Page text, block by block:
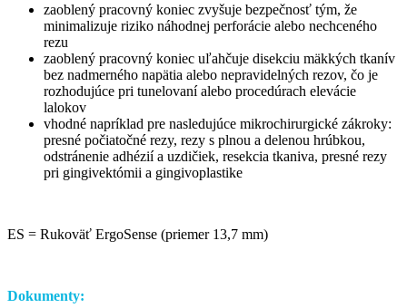
zaoblený pracovný koniec zvyšuje bezpečnosť tým, že
minimalizuje riziko náhodnej perforácie alebo nechceného
rezu
zaoblený pracovný koniec uľahčuje disekciu mäkkých tkanív
bez nadmerného napätia alebo nepravidelných rezov, čo je
rozhodujúce pri tunelovaní alebo procedúrach elevácie
lalokov
vhodné napríklad pre nasledujúce mikrochirurgické zákroky:
presné počiatočné rezy, rezy s plnou a delenou hrúbkou,
odstránenie adhézií a uzdičiek, resekcia tkaniva, presné rezy
pri gingivektómii a gingivoplastike
ES = Rukoväť ErgoSense (priemer 13,7 mm)
Dokumenty: